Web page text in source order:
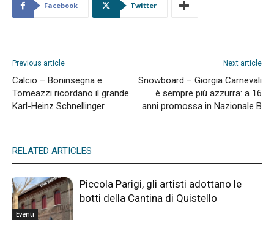
Facebook Twitter
Previous article
Calcio – Boninsegna e
Tomeazzi ricordano il grande
Karl-Heinz Schnellinger
Next article
Snowboard – Giorgia Carnevali
è sempre più azzurra: a 16
anni promossa in Nazionale B
RELATED ARTICLES
Eventi
Piccola Parigi, gli artisti adottano le
botti della Cantina di Quistello